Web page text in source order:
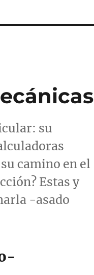
su
camino en el
Estas y
-asado